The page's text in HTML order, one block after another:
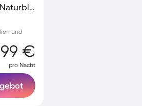
Kinderfreundliche schöne Ferienwohnung | Naturblick | Ideal für Homeoffice | Haustierfreundlich
und
99 €
pro Nacht